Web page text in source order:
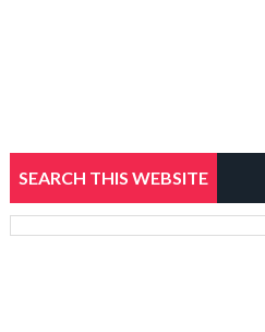
SEARCH THIS WEBSITE